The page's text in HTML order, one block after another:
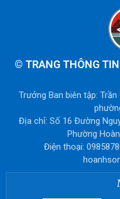
© TRANG THÔNG
Trưởng Ban biên tập: Trần
Địa chỉ: Số 16 Đường
Phường
Điện thoại: